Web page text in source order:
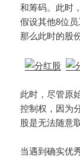
和筹码。此时
假设其他8位
那么此时的股
此时，尽管原
控制权，因为
股是无法随意
当遇到确实优